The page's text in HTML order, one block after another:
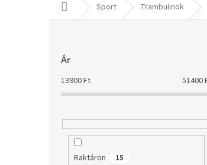
KezdőlapSport Trambulinok
Ár
13900Ft 51400
Raktáron 15